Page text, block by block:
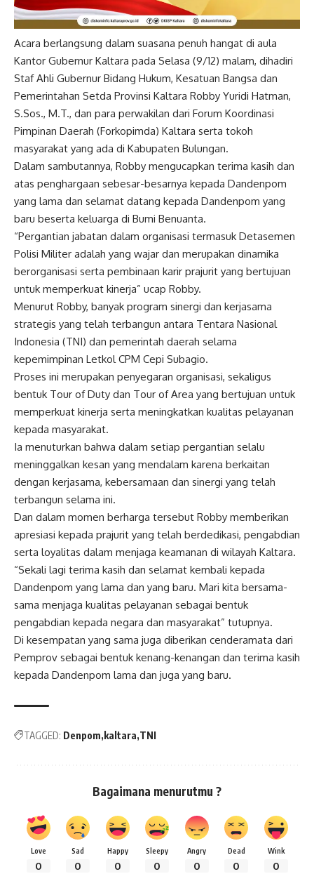
Acara berlangsung dalam suasana penuh hangat di aula
Kantor Gubernur Kaltara pada Selasa (9/12) malam, dihadiri
Staf Ahli Gubernur Bidang Hukum, Kesatuan Bangsa dan
Pemerintahan Setda Provinsi Kaltara Robby Yuridi Hatman,
S.Sos., M.T., dan para perwakilan dari Forum Koordinasi
Pimpinan Daerah (Forkopimda) Kaltara serta tokoh
masyarakat yang ada di Kabupaten Bulungan.
Dalam sambutannya, Robby mengucapkan terima kasih dan
atas penghargaan sebesar-besarnya kepada Dandenpom
yang lama dan selamat datang kepada Dandenpom yang
baru beserta keluarga di Bumi Benuanta.
“Pergantian jabatan dalam organisasi termasuk Detasemen
Polisi Militer adalah yang wajar dan merupakan dinamika
berorganisasi serta pembinaan karir prajurit yang bertujuan
untuk memperkuat kinerja” ucap Robby.
Menurut Robby, banyak program sinergi dan kerjasama
strategis yang telah terbangun antara Tentara Nasional
Indonesia (TNI) dan pemerintah daerah selama
kepemimpinan Letkol CPM Cepi Subagio.
Proses ini merupakan penyegaran organisasi, sekaligus
bentuk Tour of Duty dan Tour of Area yang bertujuan untuk
memperkuat kinerja serta meningkatkan kualitas pelayanan
kepada masyarakat.
Ia menuturkan bahwa dalam setiap pergantian selalu
meninggalkan kesan yang mendalam karena berkaitan
dengan kerjasama, kebersamaan dan sinergi yang telah
terbangun selama ini.
Dan dalam momen berharga tersebut Robby memberikan
apresiasi kepada prajurit yang telah berdedikasi, pengabdian
serta loyalitas dalam menjaga keamanan di wilayah Kaltara.
“Sekali lagi terima kasih dan selamat kembali kepada
Dandenpom yang lama dan yang baru. Mari kita bersama-
sama menjaga kualitas pelayanan sebagai bentuk
pengabdian kepada negara dan masyarakat” tutupnya.
Di kesempatan yang sama juga diberikan cenderamata dari
Pemprov sebagai bentuk kenang-kenangan dan terima kasih
kepada Dandenpom lama dan juga yang baru.
TAGGED: Denpom kaltara TNI
Bagaimana menurutmu ?
Love
0
Sad
0
Happy
0
Sleepy
0
Angry
0
Dead
0
Wink
0